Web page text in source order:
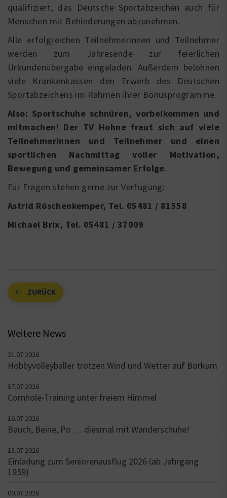
qualifiziert, das Deutsche Sportabzeichen auch für
Menschen mit Behinderungen abzunehmen.
Alle erfolgreichen Teilnehmerinnen und Teilnehmer
werden zum Jahresende zur feierlichen
Urkundenübergabe eingeladen. Außerdem belohnen
viele Krankenkassen den Erwerb des Deutschen
Sportabzeichens im Rahmen ihrer Bonusprogramme.
Also: Sportschuhe schnüren, vorbeikommen und
mitmachen! Der TV Hohne freut sich auf viele
Teilnehmerinnen und Teilnehmer und einen
sportlichen Nachmittag voller Motivation,
Bewegung und gemeinsamer Erfolge.
Für Fragen stehen gerne zur Verfügung:
Astrid Röschenkemper, Tel. 05481 / 81558
Michael Brix, Tel. 05481 / 37009
ZURÜCK
Weitere News
21.07.2026
Hobbyvolleyballer trotzen Wind und Wetter auf Borkum
17.07.2026
Cornhole-Training unter freiem Himmel
16.07.2026
Bauch, Beine, Po … diesmal mit Wanderschuhe!
13.07.2026
Einladung zum Seniorenausflug 2026 (ab Jahrgang
1959)
09.07.2026